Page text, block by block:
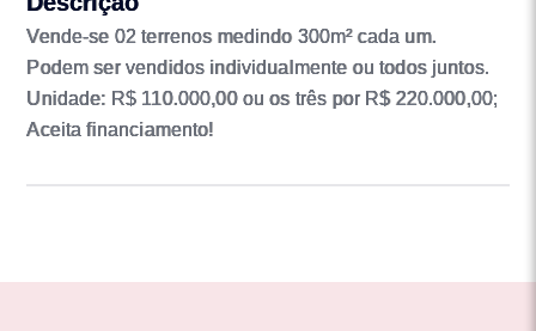
Vende-se 02 terrenos medindo 300m² cada um.
Podem ser vendidos individualmente ou todos juntos.
Unidade: R$ 110.000,00 ou os três por R$ 220.000,00;
Aceita financiamento!